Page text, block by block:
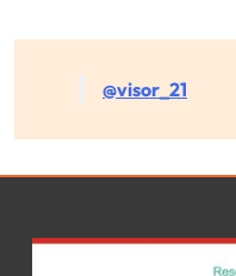
@visor_21